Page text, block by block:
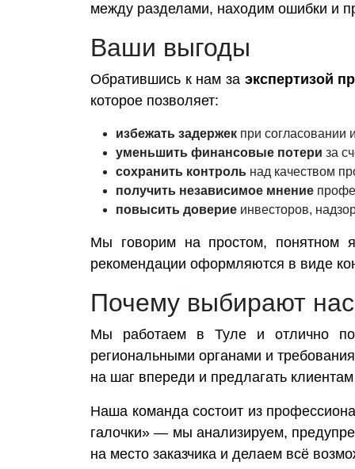
между разделами, находим ошибки и
Ваши выгоды
Обратившись к нам за экспертизой
которое позволяет:
избежать задержек при согласовании
уменьшить финансовые потери за
сохранить контроль над качеством
получить независимое мнение
повысить доверие инвесторов,
Мы говорим на простом, понятном
рекомендации оформляются в виде
Почему выбирают нас
Мы работаем в Туле и отлично
региональными органами и
на шаг впереди и предлагать
Наша команда состоит из
галочки» — мы анализируем,
на место заказчика и делаем всё